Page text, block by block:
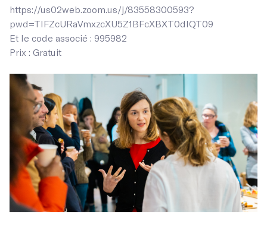
https://us02web.zoom.us/j/83558300593?
pwd=TlFZcURaVmxzcXU5Z1BFcXBXT0dlQT09
Et le code associé : 995982
Prix : Gratuit